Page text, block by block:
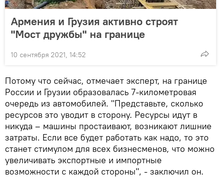
Армения и Грузия активно строят
"Мост дружбы" на границе
10 сентября 2021, 14:52
Потому что сейчас, отмечает эксперт, на границе
России и Грузии образовалась 7-километровая
очередь из автомобилей. "Представьте, сколько
ресурсов это уводит в сторону. Ресурсы идут в
никуда – машины простаивают, возникают лишние
затраты. Если все будет работать как надо, то это
станет стимулом для всех бизнесменов, что можно
увеличивать экспортные и импортные
возможности с каждой стороны", - заключил он.